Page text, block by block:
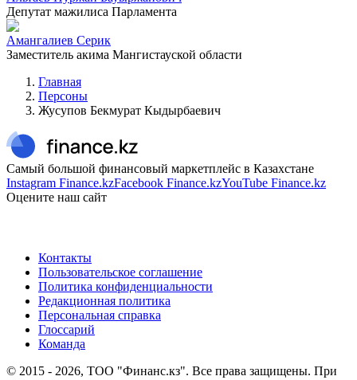
Депутат мажилиса Парламента
Амангалиев Серик
Заместитель акима Мангистауской области
Главная
Персоны
Жусупов Бекмурат Кыдырбаевич
Самый большой финансовый маркетплейс в Казахстане
Instagram Finance.kzFacebook Finance.kzYouTube Finance.kz
Оцените наш сайт
Контакты
Пользовательское соглашение
Политика конфиденциальности
Редакционная политика
Персональная справка
Глоссарий
Команда
© 2015 - 2026, ТОО "Финанс.кз". Все права защищены. При